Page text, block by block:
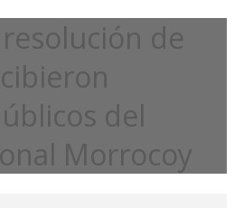
de
del
Morrocoy